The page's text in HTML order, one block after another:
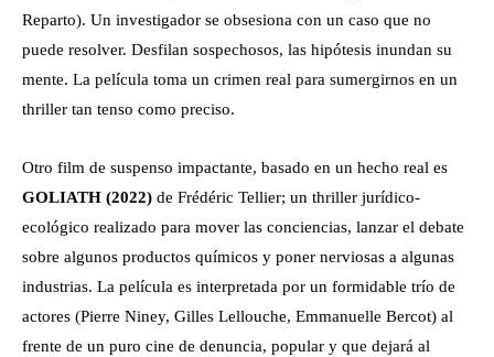
Reparto). Un investigador se obsesiona con un caso que no
puede resolver. Desfilan sospechosos, las hipótesis inundan su
mente. La película toma un crimen real para sumergirnos en un
thriller tan tenso como preciso.
Otro film de suspenso impactante, basado en un hecho real es
GOLIATH (2022) de Frédéric Tellier; un thriller jurídico-
ecológico realizado para mover las conciencias, lanzar el debate
sobre algunos productos químicos y poner nerviosas a algunas
industrias. La película es interpretada por un formidable trío de
actores (Pierre Niney, Gilles Lellouche, Emmanuelle Bercot) al
frente de un puro cine de denuncia, popular y que dejará al